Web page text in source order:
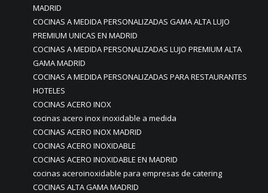
MADRID
COCINAS A MEDIDA PERSONALIZADAS GAMA ALTA LUJO
PREMIUM UNICAS EN MADRID
COCINAS A MEDIDA PERSONALIZADAS LUJO PREMIUM ALTA
GAMA MADRID
COCINAS A MEDIDA PERSONALIZADAS PARA RESTAURANTES
HOTELES
COCINAS ACERO INOX
cocinas acero inox inoxidable a medida
COCINAS ACERO INOX MADRID
COCINAS ACERO INOXIDABLE
COCINAS ACERO INOXIDABLE EN MADRID
cocinas aceroinoxidable para empresas de catering
COCINAS ALTA GAMA MADRID